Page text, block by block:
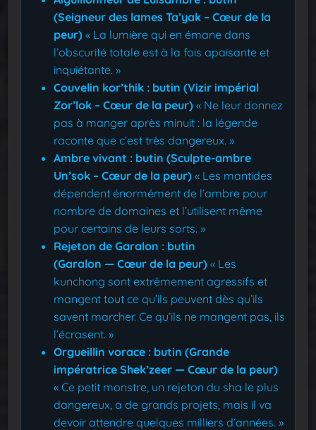
(Seigneur des lames Ta’yak – Cœur de la
peur) « La lumière qui en émane dans
l’obscurité totale est à la fois apaisante et
inquiétante. »
Couvelin kor’thik : butin (Vizir impérial
Zor’lok – Cœur de la peur) « Ne leur donnez
pas à manger après minuit : la légende
raconte que c’est très dangereux. »
Ambre vivant : butin (Sculpte-ambre
Un’sok – Cœur de la peur) « Les mantides
dépendent énormément de l’ambre pour
nombre de domaines et l’utilisent même
pour certains de leurs sorts. »
Rejeton de Garalon : butin
(Garalon — Cœur de la peur) « Les
kunchong sont extrêmement agressifs et
mangent tout ce qu’ils peuvent dès qu’ils
savent marcher. Ce qu’ils ne mangent pas, ils
l’écrasent. »
Orgueillin vorace : butin (Grande
impératrice Shek’zeer — Cœur de la peur)
« Ce petit monstre, un rejeton du sha le plus
dangereux, a de grands projets, mais il va
devoir attendre quelques milliers d’années. »